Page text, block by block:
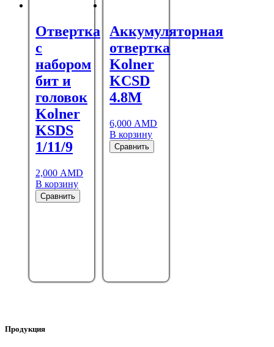
Отвертка
с
набором
бит и
головок
Kolner
KSDS
1/11/9
2,000 AMD
В корзину
Сравнить
Аккумуляторная
отвертка
Kolner
KCSD
4.8М
6,000 AMD
В корзину
Сравнить
Продукция